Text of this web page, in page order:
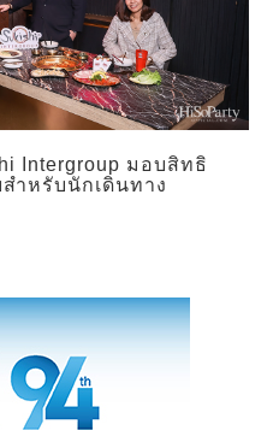
Intergroup มอบสิทธิ
ำหรับนักเดินทาง